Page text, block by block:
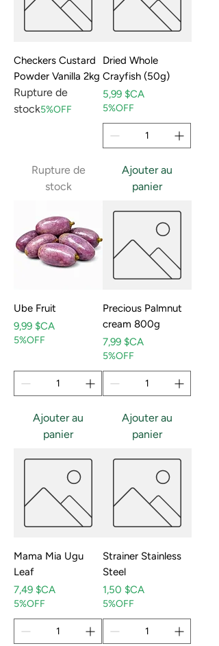
Checkers Custard
Powder Vanilla 2kg
Rupture de
stock5%OFF
Rupture de
stock
Dried Whole
Crayfish (50g)
Prix
5,99 $CA
5%OFF
Ajouter au
panier
Ube Fruit
Prix
9,99 $CA
5%OFF
Ajouter au
panier
Precious Palmnut
cream 800g
Prix
7,99 $CA
5%OFF
Ajouter au
panier
Mama Mia Ugu
Leaf
Prix
7,49 $CA
5%OFF
Strainer Stainless
Steel
Prix
1,50 $CA
5%OFF